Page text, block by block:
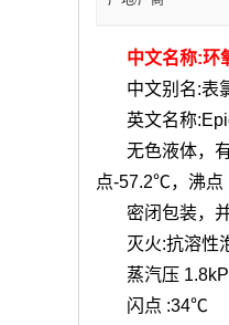
中文名称:环
中文别名:表
英文名称
无色液体，
点-57.2℃，沸点
密闭包装，
灭火:抗溶性
蒸汽压
闪点 :34℃